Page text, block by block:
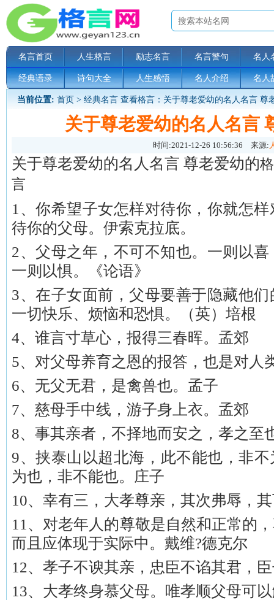
名言首页 人生格言 励志名言 名言警句 名人
经典语录 诗句大全 人生感悟 名人介绍 名人
当前位置: 首页 > 经典名言 查看格言：关于尊老爱幼的名人名言 尊
关于尊老爱幼的名人名言
时间:2021-12-26 10:56:36 来源:
关于尊老爱幼的名人名言 尊老爱幼的格
言
1、你希望子女怎样对待你，你就怎样
待你的父母。伊索克拉底。
2、父母之年，不可不知也。一则以喜
一则以惧。《论语》
3、在子女面前，父母要善于隐藏他们
一切快乐、烦恼和恐惧。（英）培根
4、谁言寸草心，报得三春晖。孟郊
5、对父母养育之恩的报答，也是对人
6、无父无君，是禽兽也。孟子
7、慈母手中线，游子身上衣。孟郊
8、事其亲者，不择地而安之，孝之至
9、挟泰山以超北海，此不能也，非
为也，非不能也。庄子
10、幸有三，大孝尊亲，其次弗辱，
11、对老年人的尊敬是自然和正常的
而且应体现于实际中。戴维?德克尔
12、孝子不谀其亲，忠臣不谄其君，
13、大孝终身慕父母。唯孝顺父母可